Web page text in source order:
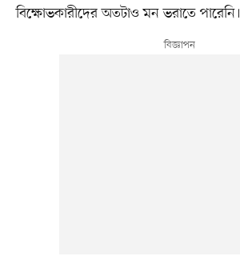
বিক্ষোভকারীদের অতটাও মন ভরাতে পারেনি।